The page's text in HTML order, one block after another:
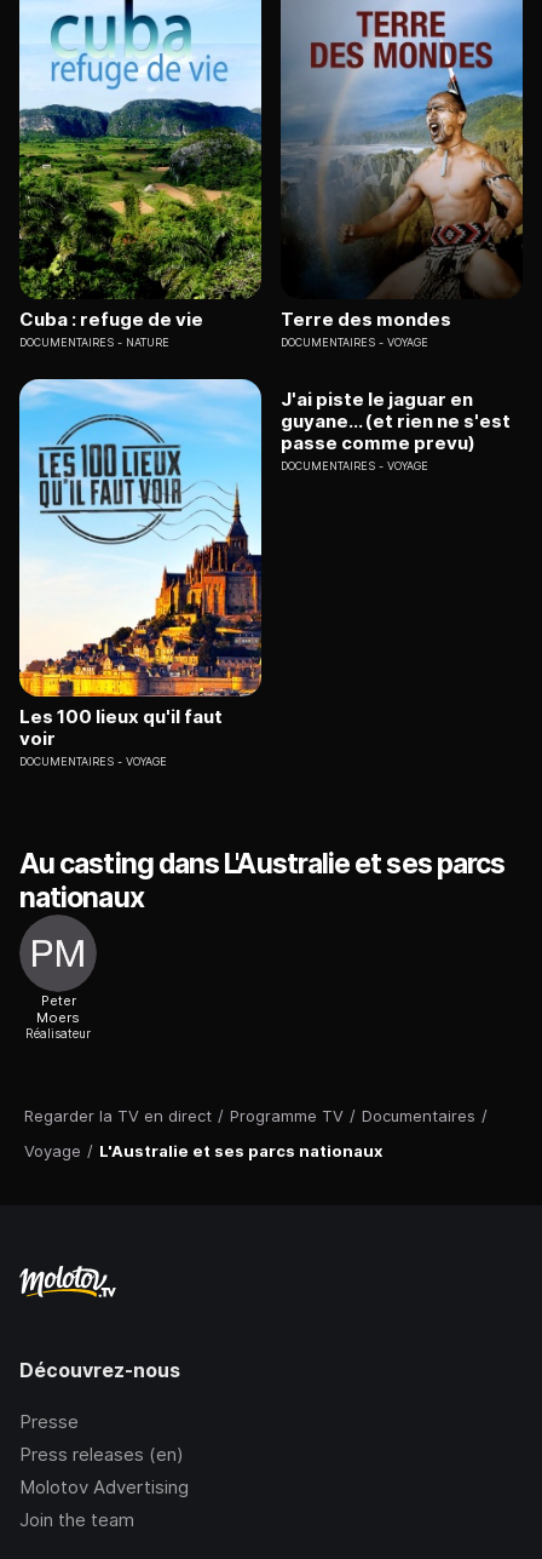
Regarder la TV en direct / Programme TV / Documentaires /
Voyage / L'Australie et ses parcs nationaux
Cuba : refuge de vie
DOCUMENTAIRES NATURE
Terre des mondes
DOCUMENTAIRES VOYAGE
Les 100 lieux qu'il faut
voir
DOCUMENTAIRES VOYAGE
J'ai piste le jaguar en
guyane... (et rien ne s'est
passe comme prevu)
DOCUMENTAIRES VOYAGE
Au casting dans L'Australie et ses parcs
nationaux
Peter
Moers
Réalisateur
Découvrez-nous
Presse
Press releases (en)
Molotov Advertising
Join the team